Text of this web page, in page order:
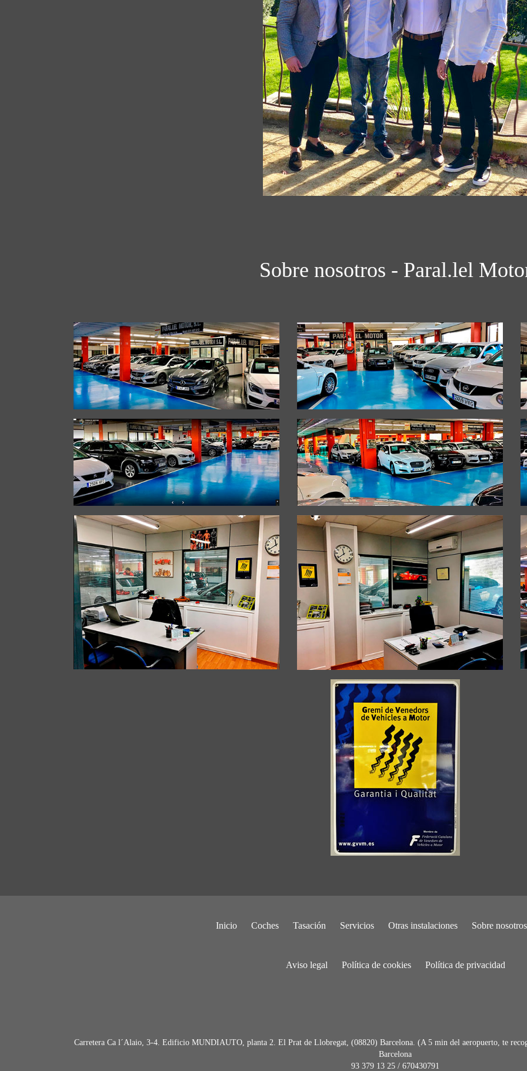
Sobre nosotros - Paral.lel
Inicio Coches Tasación Servicios Otras instalaciones Sobre nosotros
Aviso legal Política de cookies Política de privacidad
Carretera Ca l´Alaio, 3-4. Edificio MUNDIAUTO, planta 2. El Prat de Llobregat, (08820) Barcelona. (A 5 min del aeropuerto, te
Barcelona
93 379 13 25 / 670430791